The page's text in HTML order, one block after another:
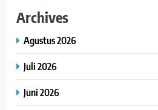
Archives
Agustus 2026
Juli 2026
Juni 2026